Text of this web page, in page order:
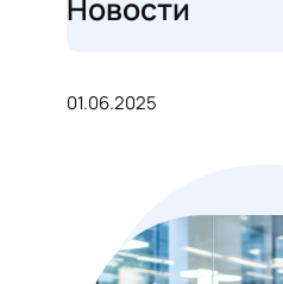
Новости
01.06.2025